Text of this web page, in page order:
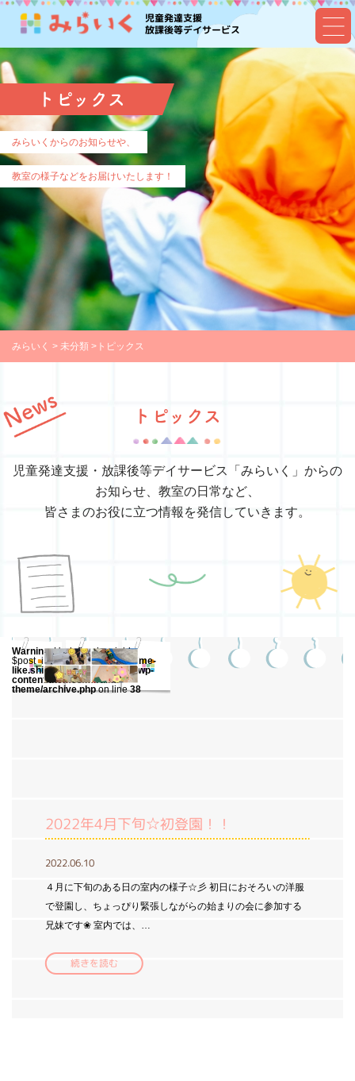
児童発達支援
放課後等デイサービス
トピックス
みらいくからのお知らせや、
教室の様子などをお届けいたします！
みらいく > 未分類 > トピックス
トピックス
児童発達支援・放課後等デイサービス「みらいく」からの
お知らせ、教室の日常など、
皆さまのお役に立つ情報を発信していきます。
2022年4月下旬☆初登園！！
2022.06.10
４月に下旬のある日の室内の様子☆彡 初日におそろいの洋服
で登園し、ちょっぴり緊張しながらの始まりの会に参加する
兄妹です❀ 室内では、…
続きを読む
Warning: Undefined variable
$post_id in/home/xs531548/me-
like.shizuoka.jp/public_html/wp-
content/themes/miraiku-
theme/archive.phpon line38